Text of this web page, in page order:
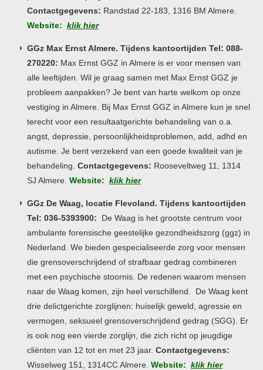
Contactgegevens: Randstad 22-183, 1316 BM Almere.
Website: klik hier
GGz Max Ernst Almere. Tijdens kantoortijden Tel: 088-
270220: Max Ernst GGZ in Almere is er voor mensen van
alle leeftijden. Wil je graag samen met Max Ernst GGZ je
probleem aanpakken? Je bent van harte welkom op onze
vestiging in Almere. Bij Max Ernst GGZ in Almere kun je snel
terecht voor een resultaatgerichte behandeling van o.a.
angst, depressie, persoonlijkheidsproblemen, add, adhd en
autisme. Je bent verzekerd van een goede kwaliteit van je
behandeling. Contactgegevens: Rooseveltweg 11, 1314
SJ Almere. Website: klik hier
GGz De Waag, locatie Flevoland. Tijdens kantoortijden
Tel: 036-5393900: De Waag is het grootste centrum voor
ambulante forensische geestelijke gezondheidszorg (ggz) in
Nederland. We bieden gespecialiseerde zorg voor mensen
die grensoverschrijdend of strafbaar gedrag combineren
met een psychische stoornis. De redenen waarom mensen
naar de Waag komen, zijn heel verschillend. De Waag kent
drie delictgerichte zorglijnen: huiselijk geweld, agressie en
vermogen, seksueel grensoverschrijdend gedrag (SGG). Er
is ook nog een vierde zorglijn, die zich richt op jeugdige
cliënten van 12 tot en met 23 jaar. Contactgegevens:
Wisselweg 151, 1314CC Almere. Website: klik hier